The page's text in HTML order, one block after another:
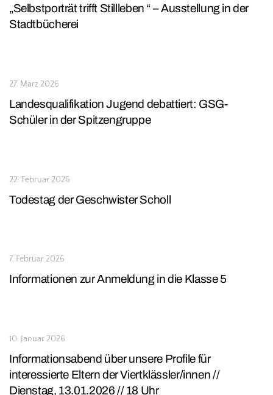
„Selbstporträt trifft Stillleben “ – Ausstellung in der
Stadtbücherei
27. März 2026
Landesqualifikation Jugend debattiert: GSG-
Schüler in der Spitzengruppe
22. Februar 2026
Todestag der Geschwister Scholl
7. Februar 2026
Informationen zur Anmeldung in die Klasse 5
10. Januar 2026
Informationsabend über unsere Profile für
interessierte Eltern der Viertklässler/innen //
Dienstag, 13.01.2026 // 18 Uhr